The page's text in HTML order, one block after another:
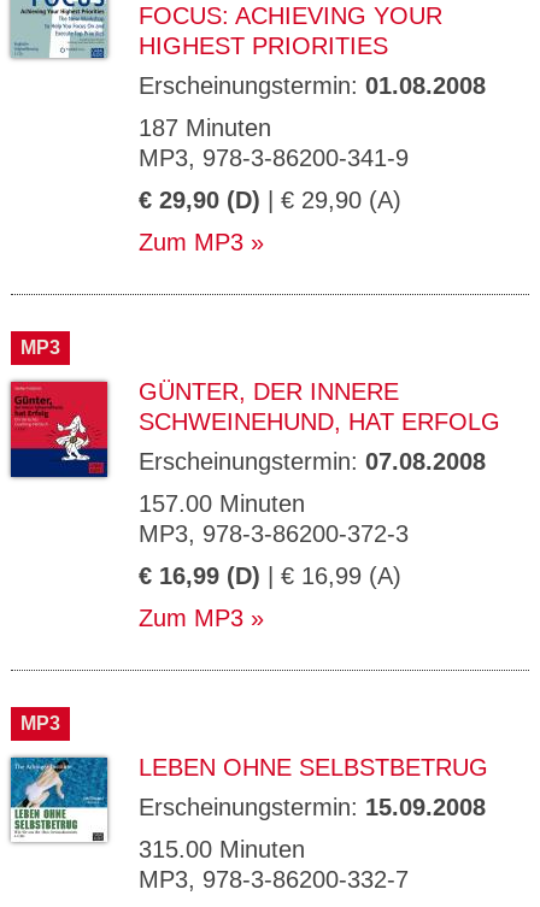
FOCUS: ACHIEVING YOUR
HIGHEST PRIORITIES
Erscheinungstermin: 01.08.2008
187 Minuten
MP3, 978-3-86200-341-9
€ 29,90 (D) | € 29,90 (A)
Zum MP3
MP3
GÜNTER, DER INNERE
SCHWEINEHUND, HAT ERFOLG
Erscheinungstermin: 07.08.2008
157.00 Minuten
MP3, 978-3-86200-372-3
€ 16,99 (D) | € 16,99 (A)
Zum MP3
MP3
LEBEN OHNE SELBSTBETRUG
Erscheinungstermin: 15.09.2008
315.00 Minuten
MP3, 978-3-86200-332-7